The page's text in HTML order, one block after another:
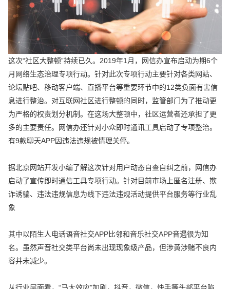
这次“社区大整顿”持续已久。2019年1月，网信办宣布启动为期6个
月网络生态治理专项行动。针对此次专项行动主要针对各类网站、
论坛贴吧、移动客户端、直播平台等重要环节中的12类负面有害信
息进行整治。对互联网社区进行整顿的同时，监管部门为了推动更
为严格的权责划分机制。在这场大整顿中，社区运营者还承担了更
多的主要责任。网信办还针对小众即时通讯工具启动了专项整治。
有9款聊天APP因违法违规被情理关停。
据北京网站开发小编了解这次针对用户动态自查自纠之前，网信办
启动了宣传即时通信工具专项行动。针对目前市场上匿名注册、欺
诈诱骗、违法违规信息为线下违法违规活动提供平台服务等行业乱
象
其中以陌生人电话语音社交APP比邻和音乐社交APP音遇很为知
名。虽然声音社交类平台尚未出现现象级产品，但涉黄涉赌不良内
容并未减少。
从行业层面看，“马太效应”加剧，抖音，微信，快手等头部平台陷